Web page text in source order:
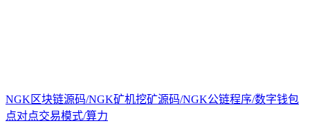
NGK区块链源码/NGK矿机挖矿源码/NGK公链程序/数字钱包
点对点交易模式/算力